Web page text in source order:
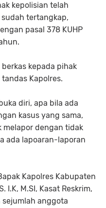
kepolisian telah
tertangkap,
pasal 378 KUHP
kepada pihak
Kapolres.
diri, apa bila ada
kasus yang sama,
melapor dengan tidak
ada lapoaran-laporan
Kapolres Kabupaten
I.K, M.SI, Kasat Reskrim,
sejumlah anggota